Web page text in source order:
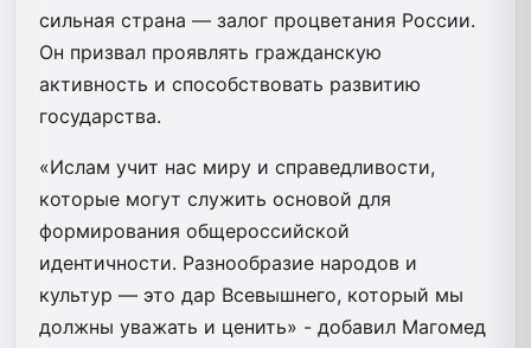
сильная страна — залог процветания России.
Он призвал проявлять гражданскую
активность и способствовать развитию
государства.
«Ислам учит нас миру и справедливости,
которые могут служить основой для
формирования общероссийской
идентичности. Разнообразие народов и
культур — это дар Всевышнего, который мы
должны уважать и ценить» - добавил Магомед